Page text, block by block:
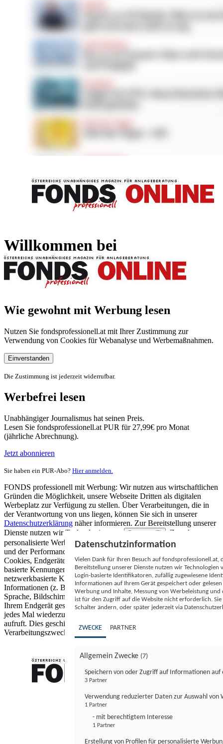
Willkommen bei
Wie gewohnt mit Werbung lesen
Nutzen Sie fondsprofessionell.at mit Ihrer Zustimmung zur
Verwendung von Cookies für Webanalyse und Werbemaßnahmen.
Einverstanden
Die Zustimmung ist jederzeit widerrufbar.
Werbefrei lesen
Unabhängiger Journalismus hat seinen Preis.
Lesen Sie fondsprofessionell.at PUR für 27,99€ pro Monat
(jährliche Abrechnung).
Jetzt abonnieren
Sie haben ein PUR-Abo? Hier anmelden.
FONDS professionell mit Werbung: Wir nutzen aus wirtschaftlichen
Gründen die Möglichkeit, unsere Webseite Dritten als digitalen
Werbeplatz zur Verfügung zu stellen. Über Verarbeitungen, die in
der Verantwortung von uns liegen, können Sie sich in unserer
Datenschutzerklärung näher informieren. Zur Bereitstellung unserer
Dienste nutzen wir Technologien von
Partnern (5)
. Zwecke:
personalisierte Werbung und Inhalte, Messung von Werbeleistung
und der Performance von Inhalten sowie Zielgruppenforschung.
Cookies, Endgeräte- oder ähnliche Online-Kennungen (z. B. login-
basierte Kennungen, zufällig generierte Kennungen,
netzwerkbasierte Kennungen) können zusammen mit anderen
Informationen (z. B. Browsertyp und Browserinformationen,
Sprache, Bildschirmgröße, unterstützte Technologien usw.) auf
Ihrem Endgerät gespeichert oder von dort ausgelesen werden, um es
jedes Mal wiederzuerkennen, wenn es eine App oder einer Webseite
aufruft. Dies geschieht für einen oder mehrere der hier aufgeführten
Verarbeitungszwecke.
Datenschutzinformation
Vielen Dank für Ihren Besuch auf
Bereitstellung unserer Dienste nutzen wir Technologien
Login-basierte Identifikatoren, zufällig zugewiesene
Informationen auf Ihrem Gerät gespeichert oder
Werbung und Inhalte, Messung von Werbeleistung
ist für den Zugriff auf die Website nicht erforderlich.
Schalter ändern, oder später jederzeit via
ZWECKE PARTNER
Allgemein Zwecke (7)
Speichern von oder Zugriff auf Informationen auf
3 Partner
Verwendung reduzierter Daten zur Auswahl von
1 Partner
- mit berechtigtem Interesse
1 Partner
Erstellung von Profilen für personalisierte
FONDS professionell